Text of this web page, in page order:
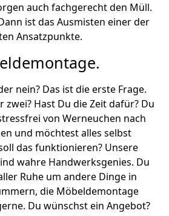
auch fachgerecht den Müll.
ist das Ausmisten einer der
Ansatzpunkte.
nein? Das ist die erste Frage.
zwei? Hast Du die Zeit dafür? Du
von Werneuchen nach
und möchtest alles selbst
das funktionieren? Unsere
wahre Handwerksgenies. Du
Ruhe um andere Dinge in
die Möbeldemontage
Du wünschst ein Angebot?